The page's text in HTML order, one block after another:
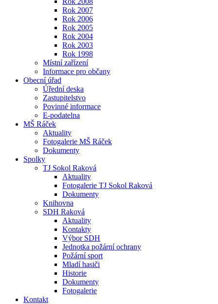
Rok 2007
Rok 2006
Rok 2005
Rok 2004
Rok 2003
Rok 1998
Místní zařízení
Informace pro občany
Obecní úřad
Úřední deska
Zastupitelstvo
Povinné informace
E-podatelna
MŠ Ráček
Aktuality
Fotogalerie MŠ Ráček
Dokumenty
Spolky
TJ Sokol Raková
Aktuality
Fotogalerie TJ Sokol Raková
Dokumenty
Knihovna
SDH Raková
Aktuality
Kontakty
Výbor SDH
Jednotka požární ochrany
Požární sport
Mladí hasiči
Historie
Dokumenty
Fotogalerie
Kontakt